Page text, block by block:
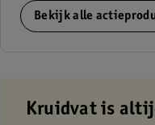
Bekijk alle
Kruidvat is